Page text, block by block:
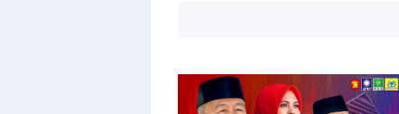
Templates